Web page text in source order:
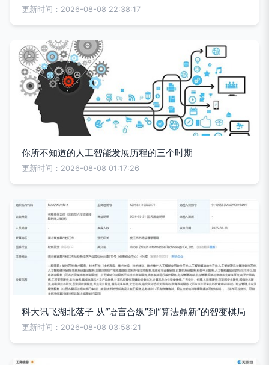
更新时间：2026-08-08 22:38:17
你所不知道的人工智能发展历程的三个时期
更新时间：2026-08-08 01:17:26
科大讯飞湖北落子 从“语言合纵”到“算法鼎新”的智变棋局
更新时间：2026-08-08 03:58:21